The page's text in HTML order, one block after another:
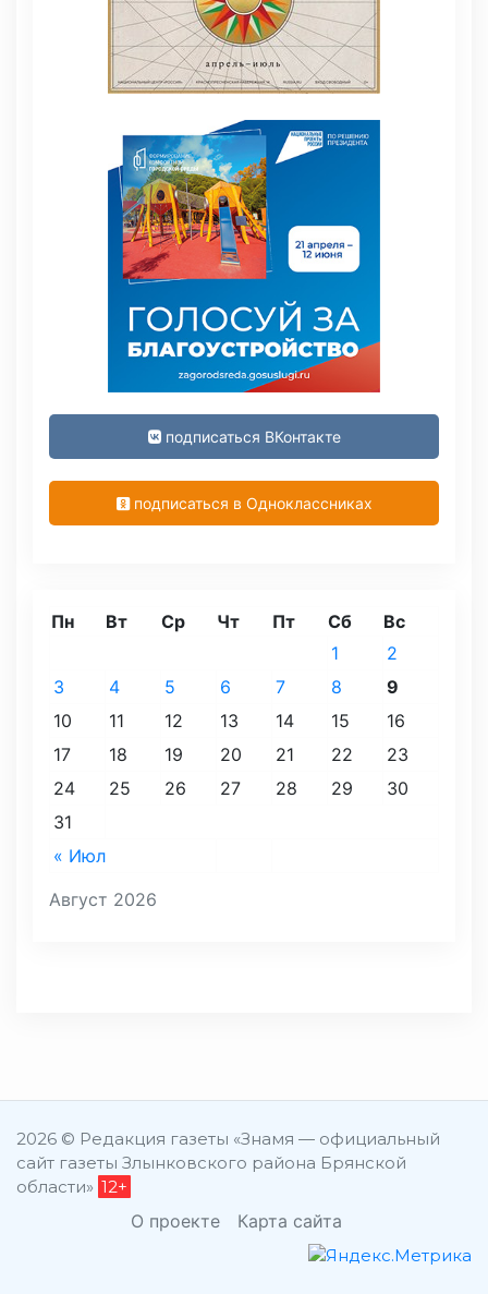
подписаться ВКонтакте
подписаться в Одноклассниках
Август 2026
Пн Вт Ср Чт Пт Сб Вс
« Июл
1
2
3
4 5 6 7 8
9
10
11 12 13 14 15
16
17
18 19 20 21 22
23
24
25 26 27 28 29
30
31
2026 © Редакция газеты «Знамя — официальный
сайт газеты Злынковского района Брянской
области» 12+
О проекте Карта сайта